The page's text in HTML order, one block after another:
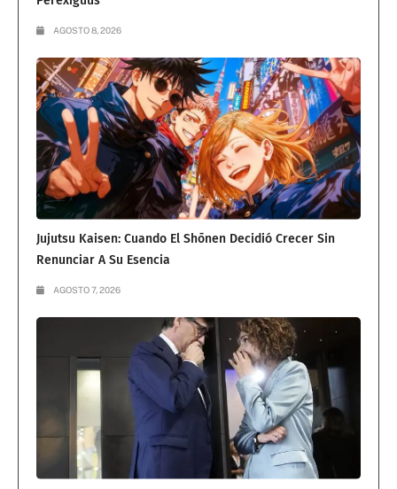
AGOSTO 8, 2026
Jujutsu Kaisen: Cuando El Shōnen Decidió Crecer Sin
Renunciar A Su Esencia
AGOSTO 7, 2026